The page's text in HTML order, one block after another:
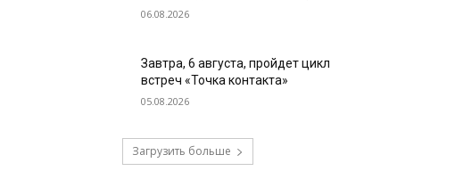
06.08.2026
Завтра, 6 августа, пройдет цикл
встреч «Точка контакта»
05.08.2026
Загрузить больше